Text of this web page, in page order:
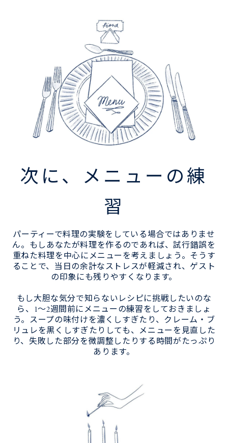
次に、メニューの練
習
パーティーで料理の実験をしている場合ではありませ
ん。もしあなたが料理を作るのであれば、試行錯誤を
重ねた料理を中心にメニューを考えましょう。そうす
ることで、当日の余計なストレスが軽減され、ゲスト
の印象にも残りやすくなります。
もし大胆な気分で知らないレシピに挑戦したいのな
ら、1～2週間前にメニューの練習をしておきましょ
う。スープの味付けを濃くしすぎたり、クレーム・ブ
リュレを黒くしすぎたりしても、メニューを見直した
り、失敗した部分を微調整したりする時間がたっぷり
あります。